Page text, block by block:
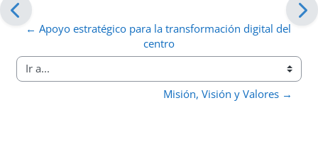
← Apoyo estratégico para la transformación digital del
centro
Ir a...
Misión, Visión y Valores →